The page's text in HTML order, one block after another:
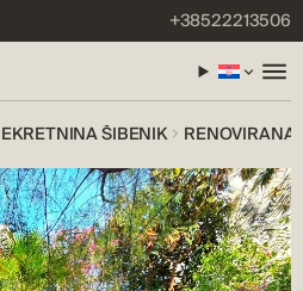
+38522213506
ŠIBENIK RENOVIRANA